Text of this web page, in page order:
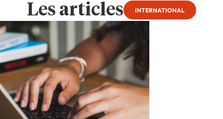
Les articles INTERNATIONAL